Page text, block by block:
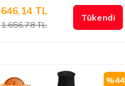
1.656,78TL
646,14 TL Tükendi
%44